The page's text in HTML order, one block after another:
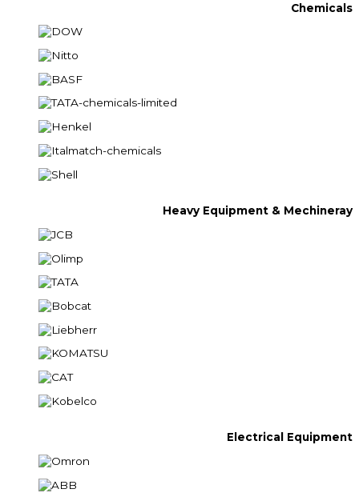
Chemicals
Heavy Equipment & Mechineray
Electrical Equipment